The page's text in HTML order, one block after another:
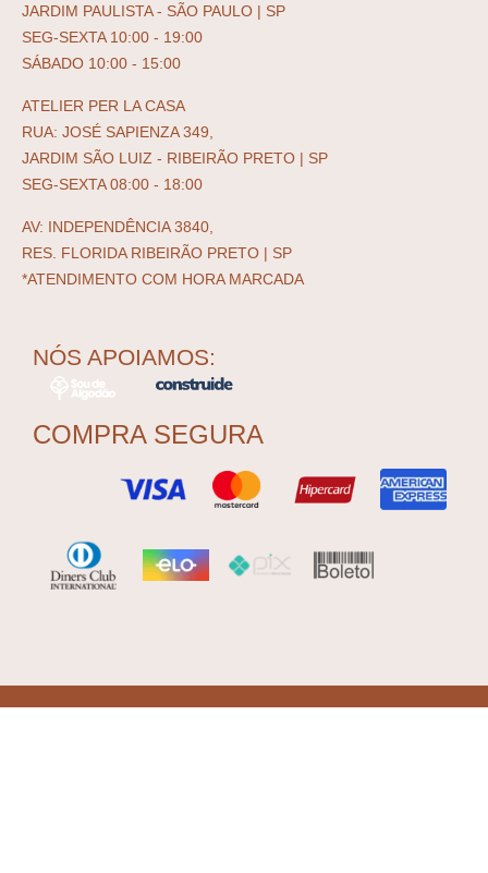
JARDIM PAULISTA - SÃO PAULO | SP
SEG-SEXTA 10:00 - 19:00
SÁBADO 10:00 - 15:00
ATELIER PER LA CASA
RUA: JOSÉ SAPIENZA 349,
JARDIM SÃO LUIZ - RIBEIRÃO PRETO | SP
SEG-SEXTA 08:00 - 18:00
AV: INDEPENDÊNCIA 3840,
RES. FLORIDA RIBEIRÃO PRETO | SP
*ATENDIMENTO COM HORA MARCADA
NÓS APOIAMOS:
COMPRA SEGURA